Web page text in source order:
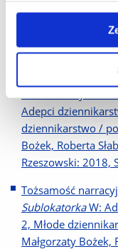
Grażyny Filip,
Rzeszów,
Prezentacja
Adepci
dziennikarstwo /
Bożek, Roberta
Rzeszowski: 2018,
Tożsamość
SublokatorkaW:
2, Młode
Małgorzaty Bożek,